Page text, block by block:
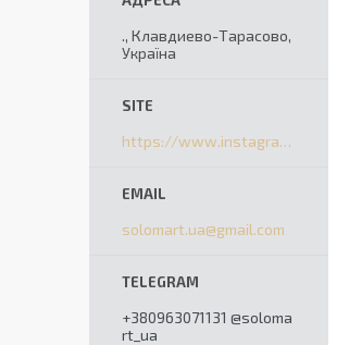
., Клавдиево-Тарасово,
Україна
https://www.instagram.com/solomart_ua/
solomart.ua@gmail.com
+380963071131 @soloma
rt_ua